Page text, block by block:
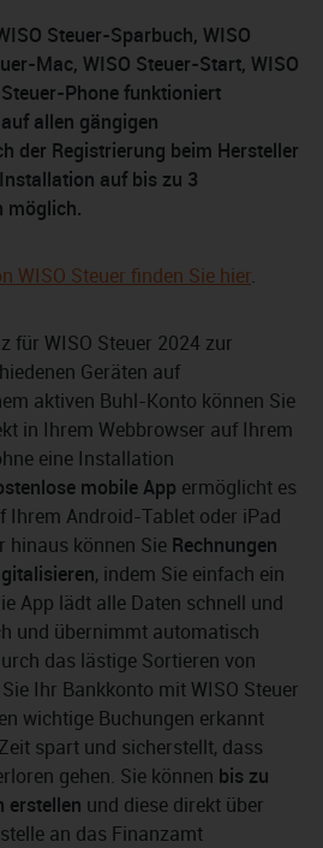
Steuer-Sparbuch, WISO
Mac, WISO Steuer-Start, WISO
Phone funktioniert
allen gängigen
der Registrierung beim Hersteller
auf bis zu 3
möglich.
WISO Steuer finden Sie hier.
für WISO Steuer 2024 zur
Geräten auf
aktiven Buhl-Konto können Sie
in Ihrem Webbrowser auf Ihrem
eine Installation
mobile App ermöglicht es
Ihrem Android-Tablet oder iPad
hinaus können Sie Rechnungen
, indem Sie einfach ein
App lädt alle Daten schnell und
und übernimmt automatisch
das lästige Sortieren von
Ihr Bankkonto mit WISO Steuer
wichtige Buchungen erkannt
spart und sicherstellt, dass
gehen. Sie können bis zu
erstellen und diese direkt über
an das Finanzamt